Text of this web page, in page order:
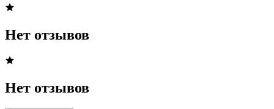
Нет отзывов
Нет отзывов